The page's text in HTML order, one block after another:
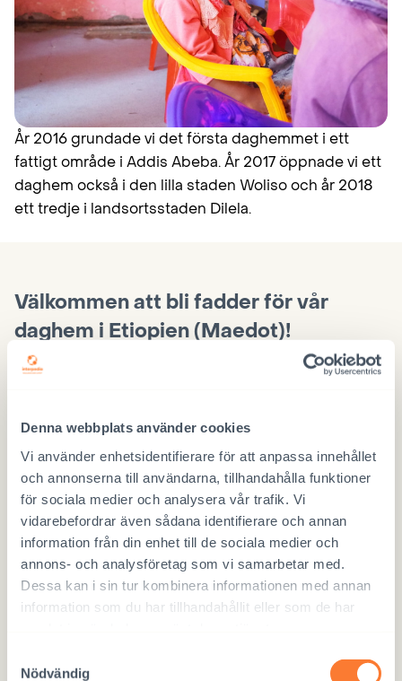
Denna webbplats använder cookies
Vi använder enhetsidentifierare för att anpassa innehållet
och annonserna till användarna, tillhandahålla funktioner
för sociala medier och analysera vår trafik. Vi
vidarebefordrar även sådana identifierare och annan
information från din enhet till de sociala medier och
annons- och analysföretag som vi samarbetar med.
Dessa kan i sin tur kombinera informationen med annan
information som du har tillhandahållit eller som de har
Nödvändig
År 2016 grundade vi det första daghemmet i ett
fattigt område i Addis Abeba. År 2017 öppnade vi ett
daghem också i den lilla staden Woliso och år 2018
ett tredje i landsortsstaden Dilela.
Välkommen att bli fadder för vår
daghem i Etiopien (Maedot)!
” anger obligatoriska fält
Med summan*
Jag vill ha posten *
e-post
som papper